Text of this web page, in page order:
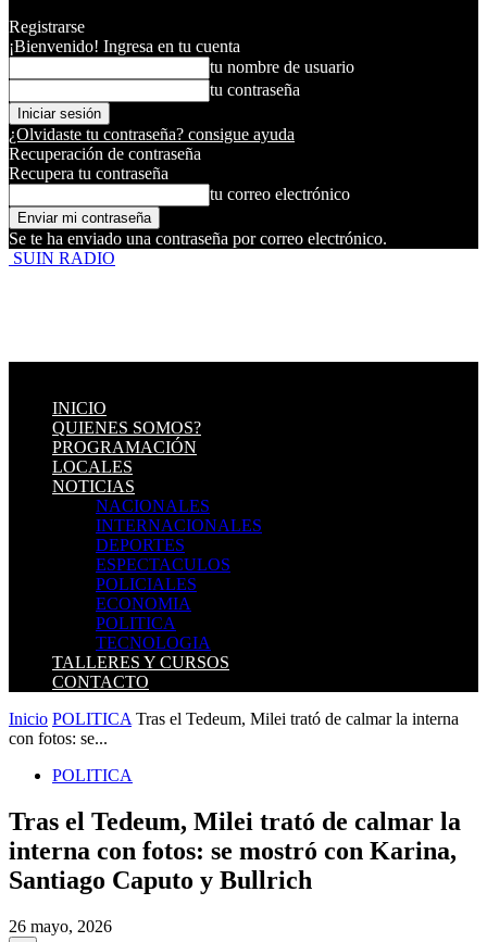
Registrarse
¡Bienvenido! Ingresa en tu cuenta
tu nombre de usuario
tu contraseña
¿Olvidaste tu contraseña? consigue ayuda
Recuperación de contraseña
Recupera tu contraseña
tu correo electrónico
Se te ha enviado una contraseña por correo electrónico.
SUIN RADIO
INICIO
QUIENES SOMOS?
PROGRAMACIÓN
LOCALES
NOTICIAS
NACIONALES
INTERNACIONALES
DEPORTES
ESPECTACULOS
POLICIALES
ECONOMIA
POLITICA
TECNOLOGIA
TALLERES Y CURSOS
CONTACTO
Inicio POLITICA Tras el Tedeum, Milei trató de calmar la interna
con fotos: se...
POLITICA
Tras el Tedeum, Milei trató de calmar la
interna con fotos: se mostró con Karina,
Santiago Caputo y Bullrich
26 mayo, 2026